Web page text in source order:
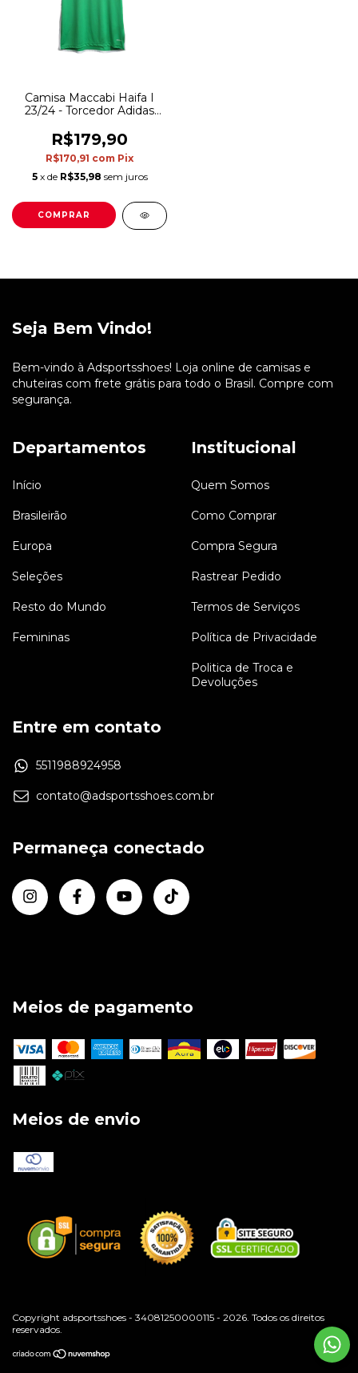
Camisa Maccabi Haifa I
23/24 - Torcedor Adidas
detalhes em branco e
preto
R$179,90
R$170,91 com Pix
5 x de R$35,98 sem juros
COMPRAR
Seja Bem Vindo!
Bem-vindo à Adsportsshoes! Loja online de camisas e
chuteiras com frete grátis para todo o Brasil. Compre com
segurança.
Departamentos
Início
Brasileirão
Europa
Seleções
Resto do Mundo
Femininas
Institucional
Quem Somos
Como Comprar
Compra Segura
Rastrear Pedido
Termos de Serviços
Política de Privacidade
Politica de Troca e
Devoluções
Entre em contato
5511988924958
contato@adsportsshoes.com.br
Permaneça conectado
Meios de pagamento
Meios de envio
Copyright adsportsshoes - 34081250000115 - 2026. Todos os direitos
reservados.